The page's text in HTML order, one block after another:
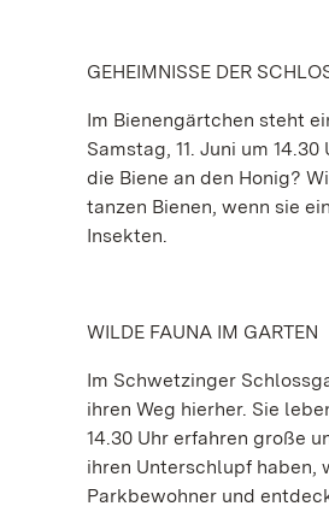
GEHEIMNISSE DER
Im Bienengärtchen steht
Samstag, 11. Juni um
die Biene an den Honig?
tanzen Bienen, wenn sie
Insekten.
WILDE FAUNA IM GARTEN
Im Schwetzinger
ihren Weg hierher. Sie
14.30 Uhr erfahren große
ihren Unterschlupf haben,
Parkbewohner und